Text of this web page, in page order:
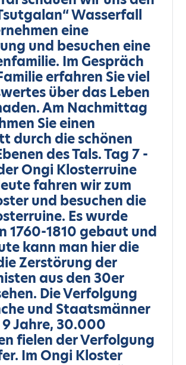
Wasserfall
eine
und besuchen eine
Im Gespräch
erfahren Sie viel
über das Leben
Am Nachmittag
Sie einen
durch die schönen
des Tals. Tag 7 -
Ongi Klosterruine
fahren wir zum
und besuchen die
Es wurde
1760-1810 gebaut und
kann man hier die
Zerstörung der
aus den 30er
Die Verfolgung
und Staatsmänner
Jahre, 30.000
fielen der Verfolgung
Im Ongi Kloster